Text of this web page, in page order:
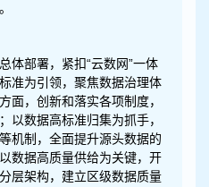
体部署，紧扣“云数网”一体
准为引领，聚焦数据治理体
面，创新和落实各项制度，
以数据高标准归集为抓手，
机制，全面提升源头数据的
数据高质量供给为关键，开
层架构，建立区级数据质量